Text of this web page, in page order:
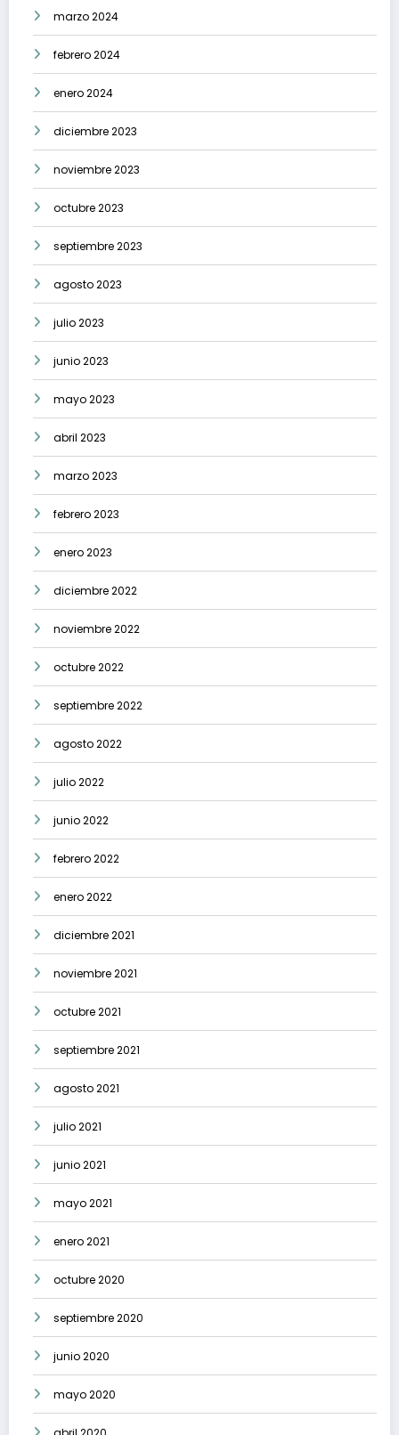
marzo 2024
febrero 2024
enero 2024
diciembre 2023
noviembre 2023
octubre 2023
septiembre 2023
agosto 2023
julio 2023
junio 2023
mayo 2023
abril 2023
marzo 2023
febrero 2023
enero 2023
diciembre 2022
noviembre 2022
octubre 2022
septiembre 2022
agosto 2022
julio 2022
junio 2022
febrero 2022
enero 2022
diciembre 2021
noviembre 2021
octubre 2021
septiembre 2021
agosto 2021
julio 2021
junio 2021
mayo 2021
enero 2021
octubre 2020
septiembre 2020
junio 2020
mayo 2020